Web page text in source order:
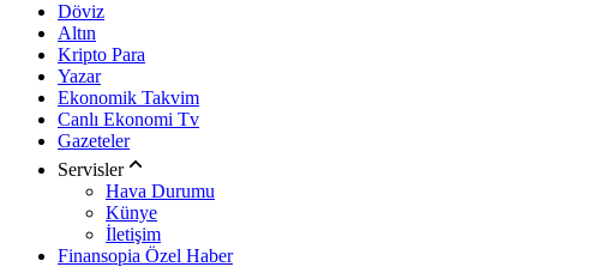
Döviz
Altın
Kripto Para
Yazar
Ekonomik Takvim
Canlı Ekonomi Tv
Gazeteler
Servisler
Hava Durumu
Künye
İletişim
Finansopia Özel Haber